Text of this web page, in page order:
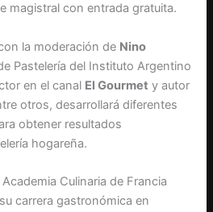
magistral con entrada gratuita.
la moderación de Nino
Pastelería del Instituto Argentino
en el canal El Gourmet y autor
otros, desarrollará diferentes
obtener resultados
hogareña.
Culinaria de Francia
carrera gastronómica en